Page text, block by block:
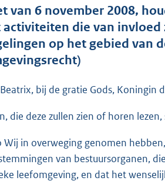
van 6 november 2008,
die van invloed
op het gebied van
bij de gratie Gods, Koningin
die deze zullen zien of horen
Wij in overweging genomen
van bestuursorganen,
leefomgeving, en dat het